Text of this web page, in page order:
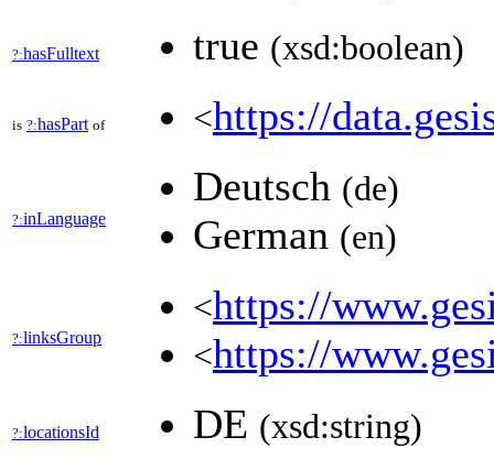
?:hasFulltext true (xsd:boolean)
is ?:hasPart of <https://
?:inLanguage
Deutsch (de)
German (en)
?:linksGroup
<https://
<https://
?:locationsId DE (xsd:string)